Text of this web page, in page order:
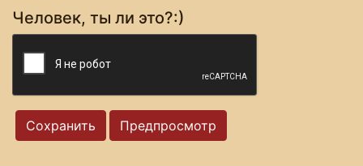
Человек, ты ли это?:)